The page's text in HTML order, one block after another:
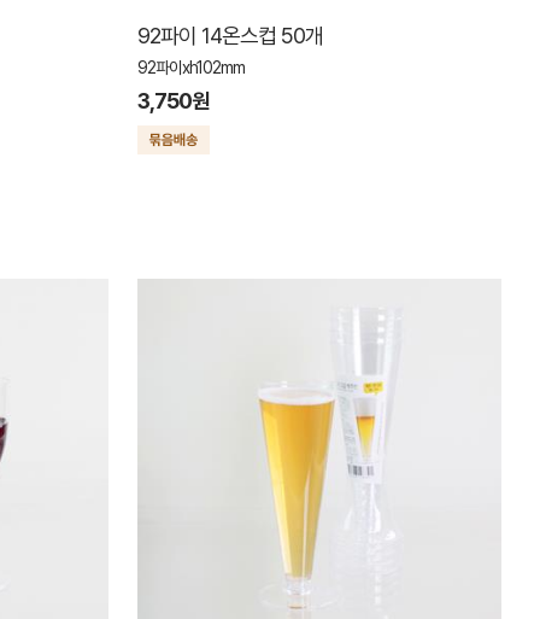
92파이 14온스컵 50개
92파이xh102mm
3,750원